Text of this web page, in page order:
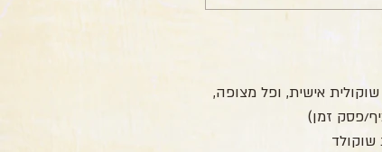
אישית, ופל מצופה,
פסק זמן)